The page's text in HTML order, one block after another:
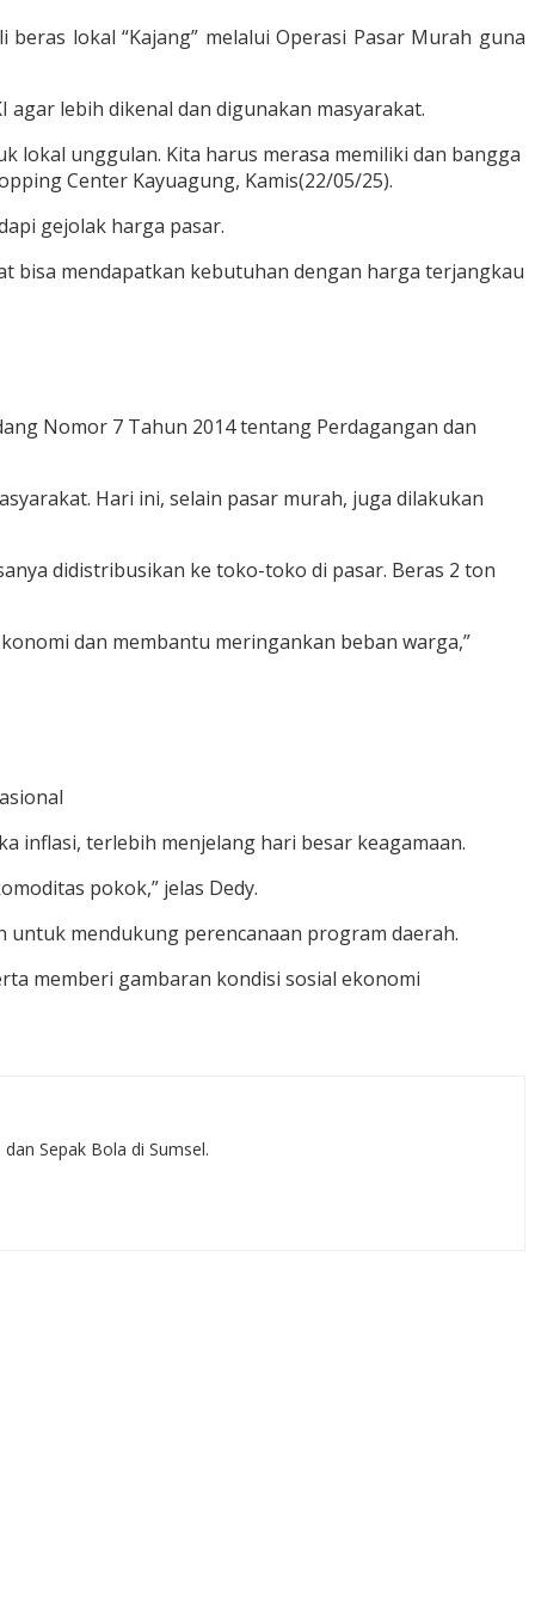
lokal “Kajang” melalui Operasi Pasar Murah guna
lebih dikenal dan digunakan masyarakat.
lokal unggulan. Kita harus merasa memiliki dan bangga
Center Kayuagung, Kamis(22/05/25).
gejolak harga pasar.
bisa mendapatkan kebutuhan dengan harga terjangkau
Nomor 7 Tahun 2014 tentang Perdagangan dan
Hari ini, selain pasar murah, juga dilakukan
didistribusikan ke toko-toko di pasar. Beras 2 ton
dan membantu meringankan beban warga,”
inflasi, terlebih menjelang hari besar keagamaan.
pokok,” jelas Dedy.
untuk mendukung perencanaan program daerah.
memberi gambaran kondisi sosial ekonomi
Sepak Bola di Sumsel.